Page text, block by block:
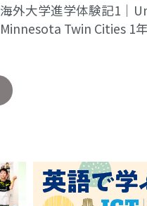
海外大学進学体験記1｜
Minnesota Twin Cities 1